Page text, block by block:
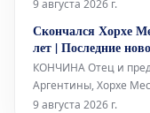
забил победный гол
об этом главному
9 августа 2026 г.
Скончался Хорхе
лет | Последние
КОНЧИНА Отец и
Аргентины, Хорхе
наблюдением в
9 августа 2026 г.